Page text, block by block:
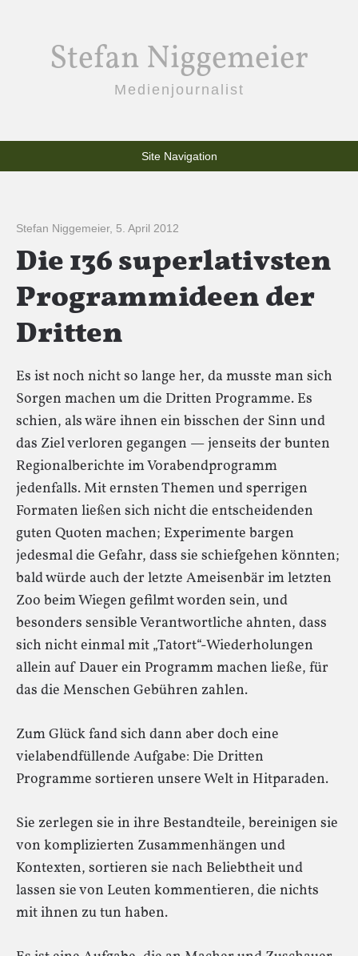
Stefan Niggemeier
Medienjournalist
Site Navigation
Stefan Niggemeier, 5. April 2012
Die 136 superlativsten
Programmideen der
Dritten
Es ist noch nicht so lange her, da musste man sich
Sorgen machen um die Dritten Programme. Es
schien, als wäre ihnen ein bisschen der Sinn und
das Ziel verloren gegangen — jenseits der bunten
Regionalberichte im Vorabendprogramm
jedenfalls. Mit ernsten Themen und sperrigen
Formaten ließen sich nicht die entscheidenden
guten Quoten machen; Experimente bargen
jedesmal die Gefahr, dass sie schiefgehen könnten;
bald würde auch der letzte Ameisenbär im letzten
Zoo beim Wiegen gefilmt worden sein, und
besonders sensible Verantwortliche ahnten, dass
sich nicht einmal mit „Tatort“-Wiederholungen
allein auf Dauer ein Programm machen ließe, für
das die Menschen Gebühren zahlen.
Zum Glück fand sich dann aber doch eine
vielabendfüllende Aufgabe: Die Dritten
Programme sortieren unsere Welt in Hitparaden.
Sie zerlegen sie in ihre Bestandteile, bereinigen sie
von komplizierten Zusammenhängen und
Kontexten, sortieren sie nach Beliebtheit und
lassen sie von Leuten kommentieren, die nichts
mit ihnen zu tun haben.